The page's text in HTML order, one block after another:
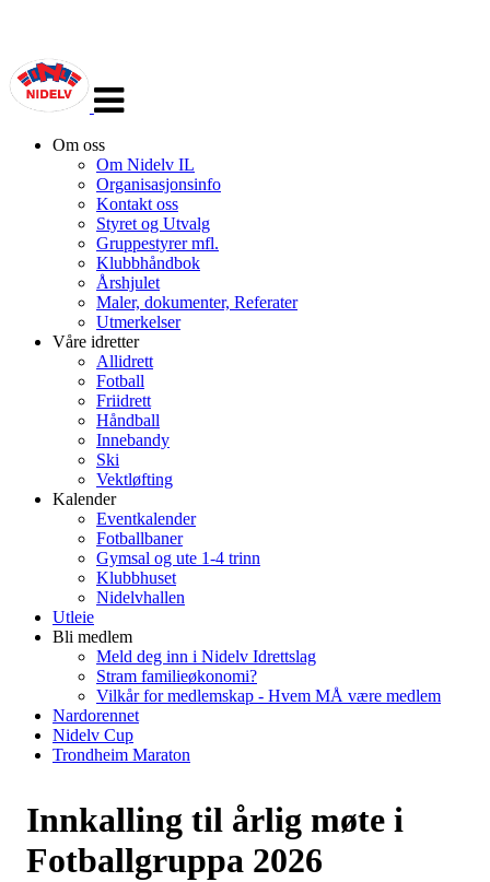
navigasjon
Om oss
Om Nidelv IL
Organisasjonsinfo
Kontakt oss
Styret og Utvalg
Gruppestyrer mfl.
Klubbhåndbok
Årshjulet
Maler, dokumenter, Referater
Utmerkelser
Våre idretter
Allidrett
Fotball
Friidrett
Håndball
Innebandy
Ski
Vektløfting
Kalender
Eventkalender
Fotballbaner
Gymsal og ute 1-4 trinn
Klubbhuset
Nidelvhallen
Utleie
Bli medlem
Meld deg inn i Nidelv Idrettslag
Stram familieøkonomi?
Vilkår for medlemskap - Hvem MÅ være medlem
Nardorennet
Nidelv Cup
Trondheim Maraton
Innkalling til årlig møte i
Fotballgruppa 2026